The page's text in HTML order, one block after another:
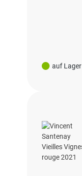
auf Lager